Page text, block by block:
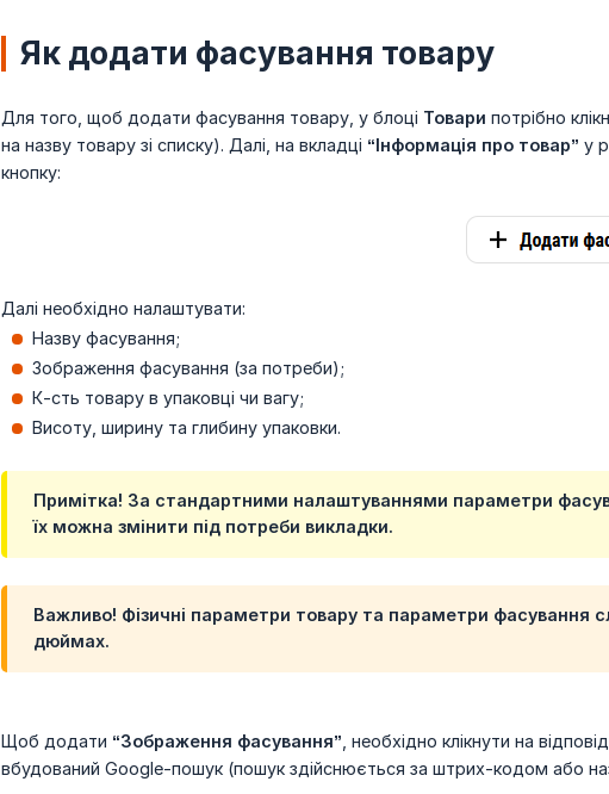
Як додати фасування товару
Для того, щоб додати фасування товару, у блоці Товари потрібно
на назву товару зі списку). Далі, на вкладці “Інформація про товар” у
кнопку:
Далі необхідно налаштувати:
Назву фасування;
Зображення фасування (за потреби);
К-сть товару в упаковці чи вагу;
Висоту, ширину та глибину упаковки.
Примітка! За стандартними налаштуваннями параметри
їх можна змінити під потреби викладки.
Важливо! Фізичні параметри товару та параметри фасування
дюймах.
Щоб додати “Зображення фасування” , необхідно клікнути на
вбудований Google-пошук (пошук здійснюється за штрих-кодом або